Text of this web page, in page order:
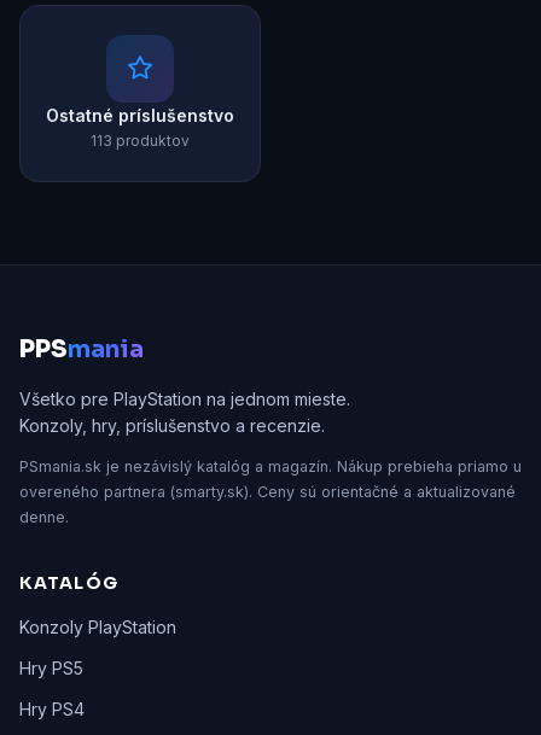
Ostatné príslušenstvo
113 produktov
PPSmania
Všetko pre PlayStation na jednom mieste.
Konzoly, hry, príslušenstvo a recenzie.
PSmania.sk je nezávislý katalóg a magazín. Nákup prebieha priamo u
overeného partnera (smarty.sk). Ceny sú orientačné a aktualizované
denne.
KATALÓG
Konzoly PlayStation
Hry PS5
Hry PS4